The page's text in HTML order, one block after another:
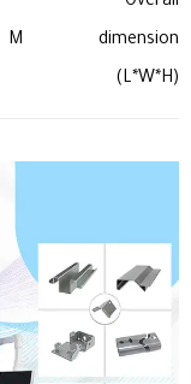
dimension
(L*W*H)
M